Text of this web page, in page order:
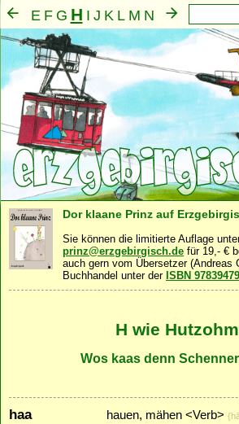
E F G H I J K L M N
O
P Q R S T U V W X Y Z
Mensch·Seele·Geist Familie ·
Nahrung·Natur·
Dor klaane Prinz auf
Sie können die limitierte Auflage
prinz@erzgebirgisch.de für 19,- €
auch gern vom Übersetzer (Andreas
Buchhandel unter der ISBN
H wie
Wos kaas denn
haa hauen, mähen <Verb>